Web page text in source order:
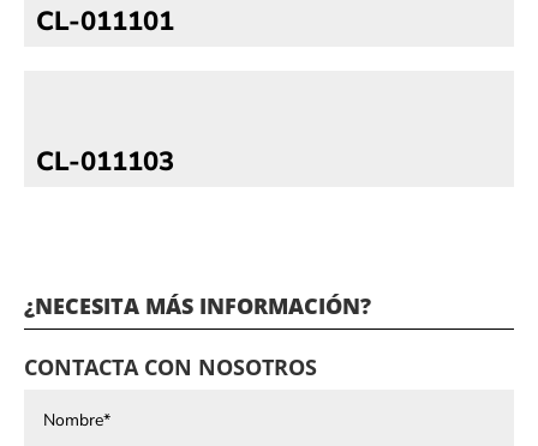
CL-011101
CL-011103
¿NECESITA MÁS INFORMACIÓN?
CONTACTA CON NOSOTROS